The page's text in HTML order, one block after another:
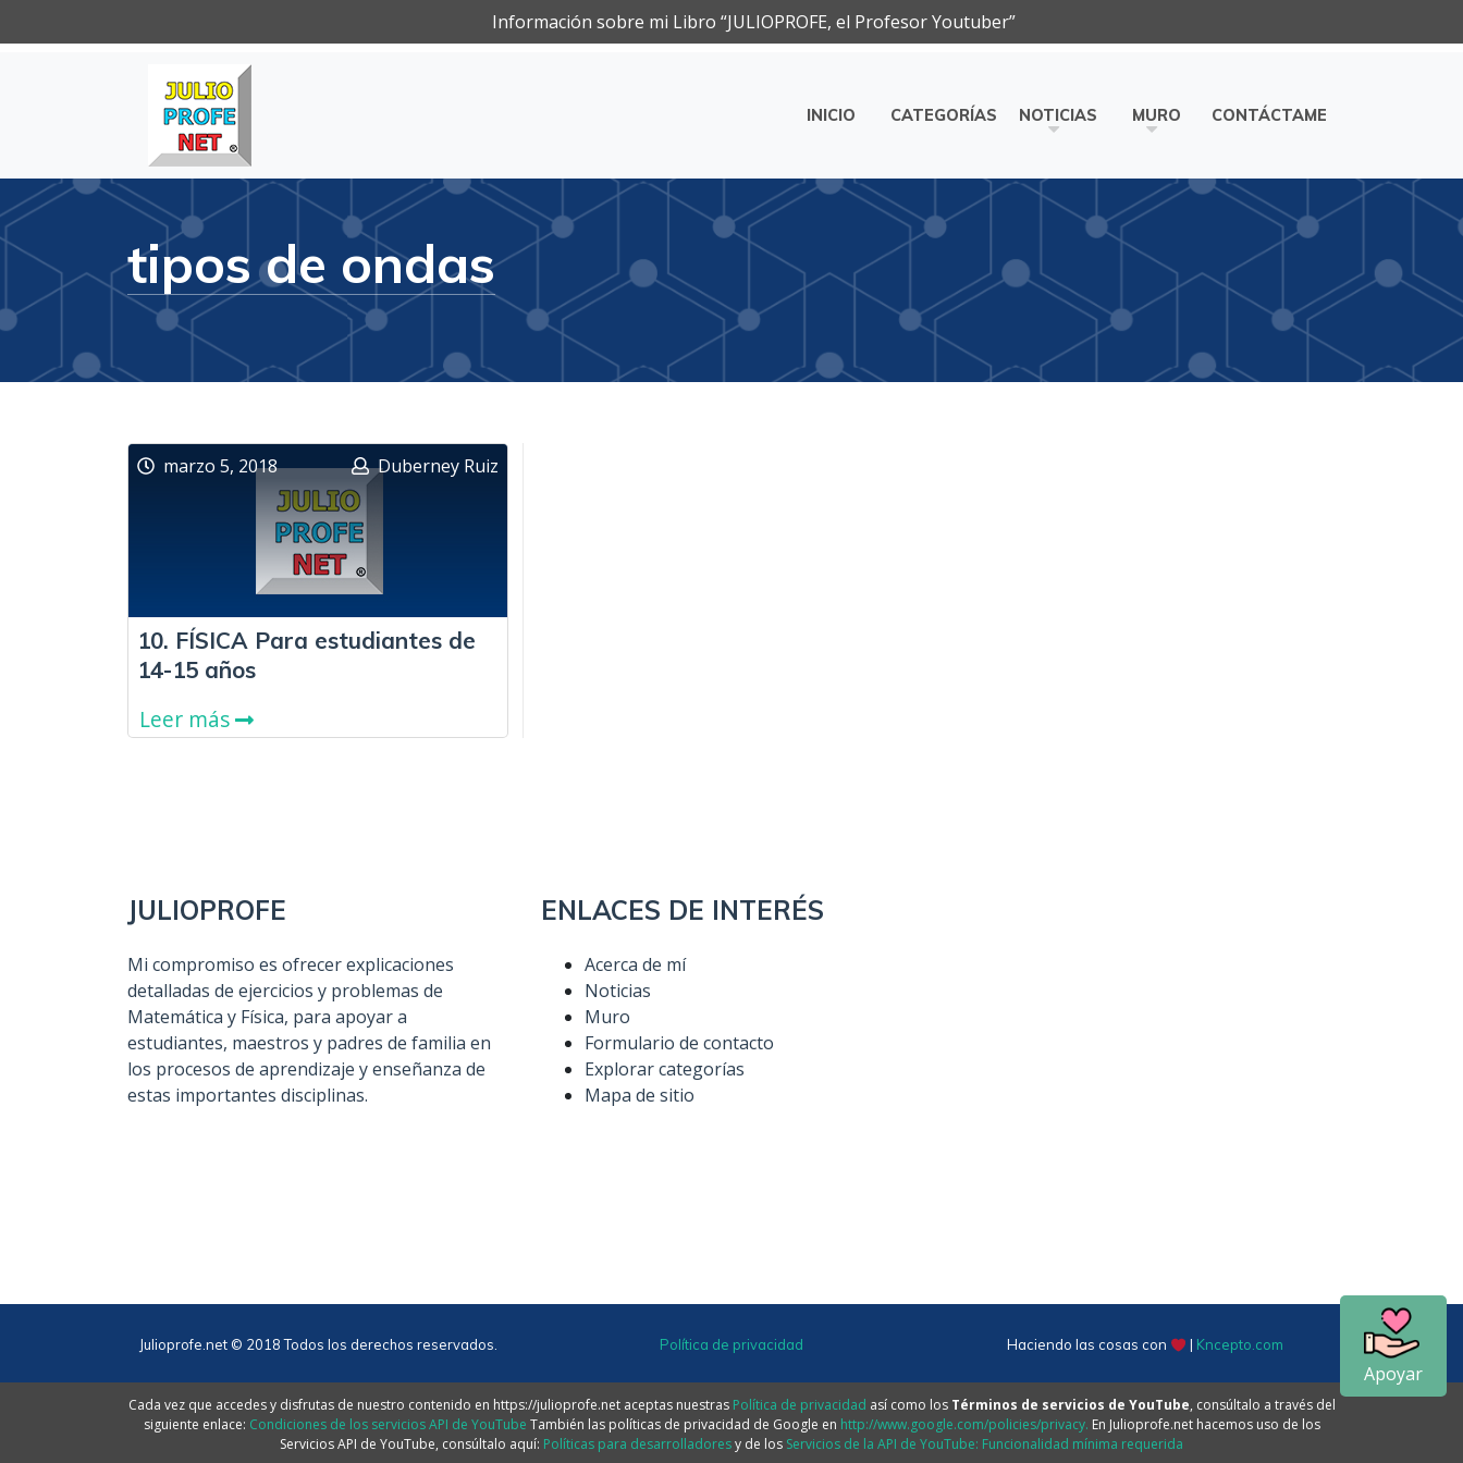
Información sobre mi Libro “JULIOPROFE, el Profesor Youtuber”
INICIO CATEGORÍAS NOTICIAS MURO CONTÁCTAME
tipos de ondas
marzo 5, 2018 Duberney Ruiz
10. FÍSICA Para estudiantes de
14-15 años
Leer más
JULIOPROFE
Mi compromiso es ofrecer explicaciones
detalladas de ejercicios y problemas de
Matemática y Física, para apoyar a
estudiantes, maestros y padres de familia en
los procesos de aprendizaje y enseñanza de
estas importantes disciplinas.
ENLACES DE INTERÉS
Acerca de mí
Noticias
Muro
Formulario de contacto
Explorar categorías
Mapa de sitio
Julioprofe.net © 2018 Todos los derechos reservados. Política de privacidad Haciendo las cosas con | Kncepto.com
Cada vez que accedes y disfrutas de nuestro contenido en https://julioprofe.net aceptas nuestras Política de privacidad así como los Términos de servicios de YouTube, consúltalo a través del
siguiente enlace: Condiciones de los servicios API de YouTube También las políticas de privacidad de Google en http://www.google.com/policies/privacy. En Julioprofe.net hacemos uso de los
Servicios API de YouTube, consúltalo aquí: Políticas para desarrolladoresy de los Servicios de la API de YouTube: Funcionalidad mínima requerida
Apoyar